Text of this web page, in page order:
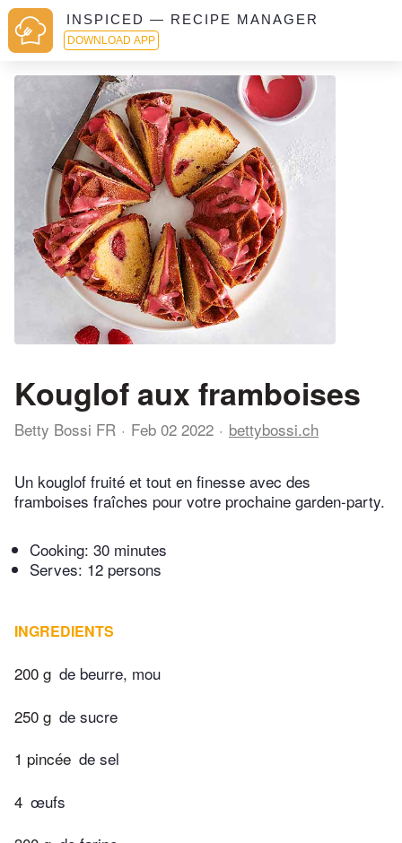
INSPICED — RECIPE MANAGER
DOWNLOAD APP
Kouglof aux framboises
Betty Bossi FR Feb 02 2022 bettybossi.ch
Un kouglof fruité et tout en finesse avec des
framboises fraîches pour votre prochaine garden-party.
Cooking: 30 minutes
Serves: 12 persons
INGREDIENTS
200 g de beurre, mou
250 g de sucre
1 pincée de sel
4 œufs